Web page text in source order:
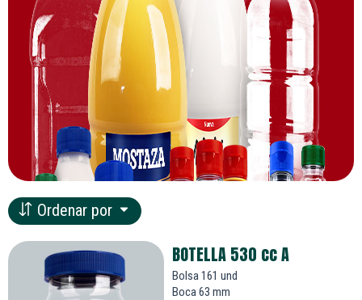
Ordenar por
BOTELLA 530 ccA
Bolsa 161 und
Boca 63 mm